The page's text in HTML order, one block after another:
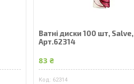
Ватні диски 100 шт, Salve,
Арт.62314
83 ₴
62314